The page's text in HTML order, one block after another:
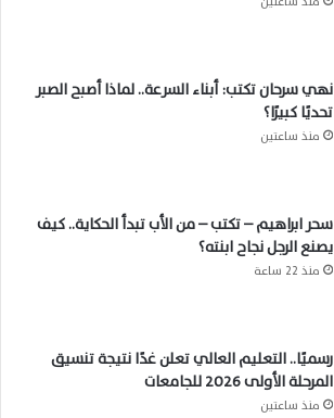
نهي سرحان تكتب: أبناء السرعة.. لماذا أصبح الصبر
تحديًا كبيرًا؟
منذ ساعتين
سحر ابراهيم – تكتب – من الأب تبدأ الحكاية.. كيف
يصنع الرجل نجاح ابنته؟
منذ 22 ساعة
رسميًا.. التعليم العالي تعلن غدًا نتيجة تنسيق
المرحلة الأولى 2026 للجامعات
منذ ساعتين